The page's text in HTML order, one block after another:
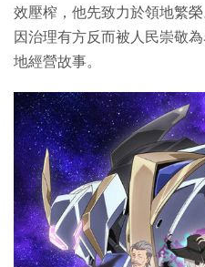
效壓榨，他先致力於領地繁
因治理有方反而被人民崇敬
地經營故事。